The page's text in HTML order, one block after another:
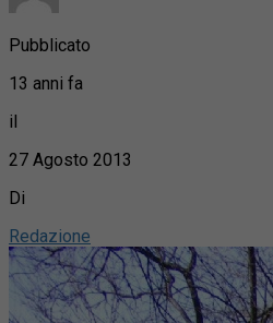
Pubblicato
13 anni fa
il
27 Agosto 2013
Di
Redazione